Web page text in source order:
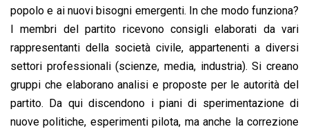
popolo e ai nuovi bisogni emergenti. In che modo funziona?
I membri del partito ricevono consigli elaborati da vari
rappresentanti della società civile, appartenenti a diversi
settori professionali (scienze, media, industria). Si creano
gruppi che elaborano analisi e proposte per le autorità del
partito. Da qui discendono i piani di sperimentazione di
nuove politiche, esperimenti pilota, ma anche la correzione